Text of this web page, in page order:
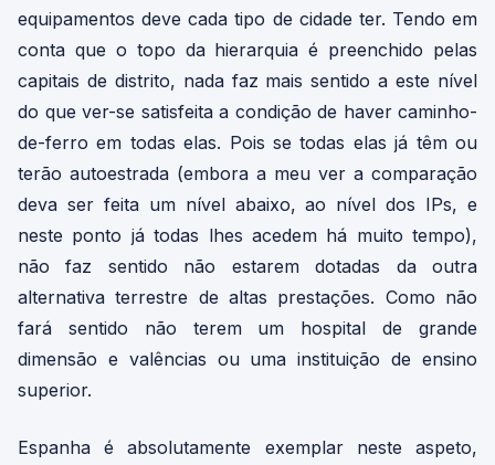
equipamentos deve cada tipo de cidade ter. Tendo em
conta que o topo da hierarquia é preenchido pelas
capitais de distrito, nada faz mais sentido a este nível
do que ver-se satisfeita a condição de haver caminho-
de-ferro em todas elas. Pois se todas elas já têm ou
terão autoestrada (embora a meu ver a comparação
deva ser feita um nível abaixo, ao nível dos IPs, e
neste ponto já todas lhes acedem há muito tempo),
não faz sentido não estarem dotadas da outra
alternativa terrestre de altas prestações. Como não
fará sentido não terem um hospital de grande
dimensão e valências ou uma instituição de ensino
superior.
Espanha é absolutamente exemplar neste aspeto,